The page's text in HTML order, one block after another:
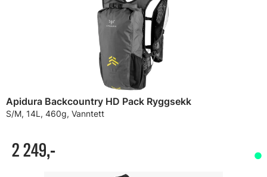
Apidura Backcountry HD Pack Ryggsekk
S/M, 14L, 460g, Vanntett
2 249,-